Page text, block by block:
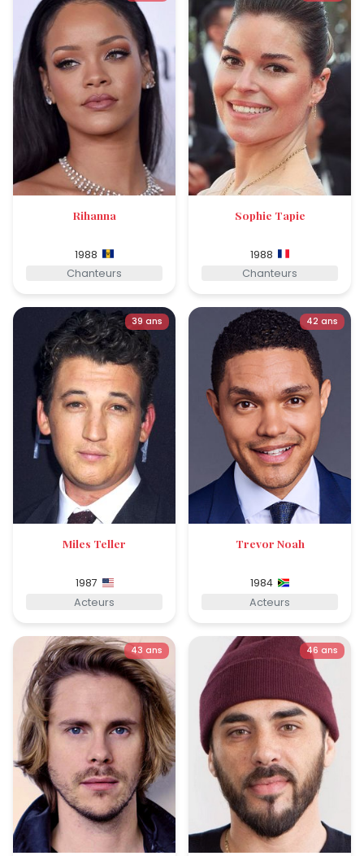
Rihanna
1988
Chanteurs
Sophie Tapie
1988
Chanteurs
39 ans
Miles Teller
1987
Acteurs
42 ans
Trevor Noah
1984
Acteurs
43 ans 46 ans